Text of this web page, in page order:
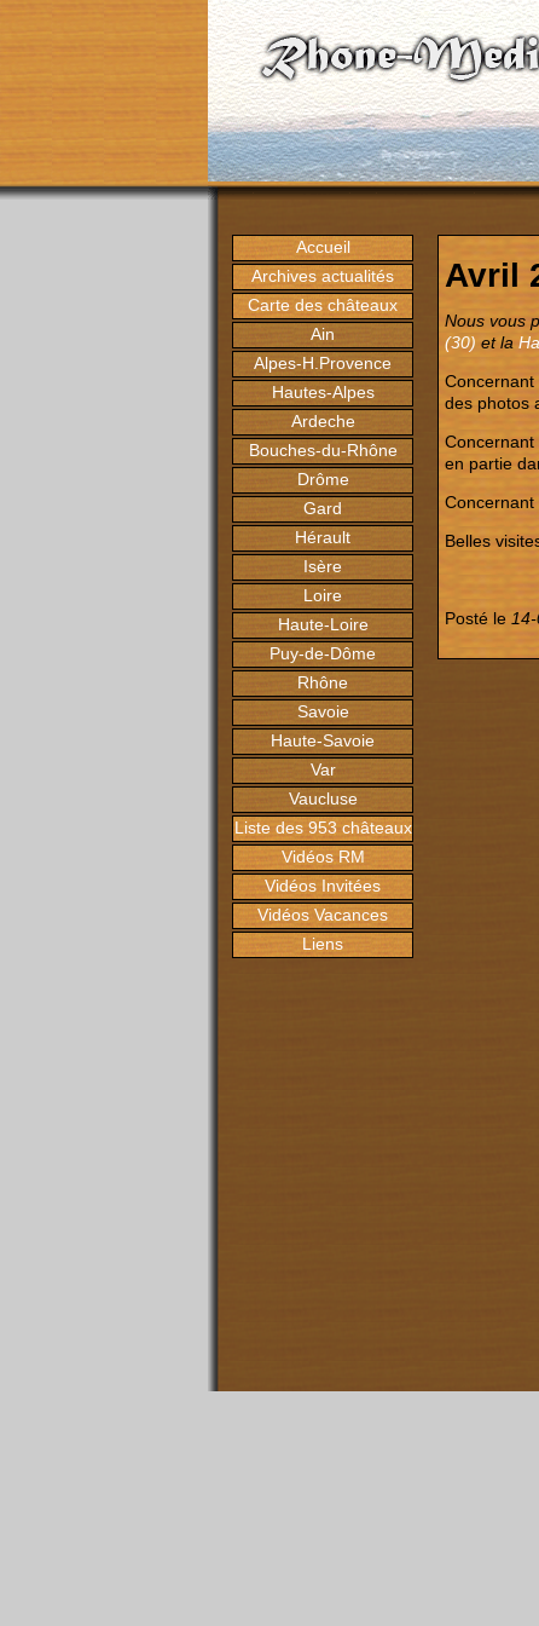
Accueil
Archives actualités
Carte des châteaux
Ain
Alpes-H.Provence
Hautes-Alpes
Ardeche
Bouches-du-Rhône
Drôme
Gard
Hérault
Isère
Loire
Haute-Loire
Puy-de-Dôme
Rhône
Savoie
Haute-Savoie
Var
Vaucluse
Liste des 953 châteaux
Vidéos RM
Vidéos Invitées
Vidéos Vacances
Liens
Avril
Nous vous
(30) et la
Concernant
des photos
Concernant
en partie
Concernant
Belles
Posté le